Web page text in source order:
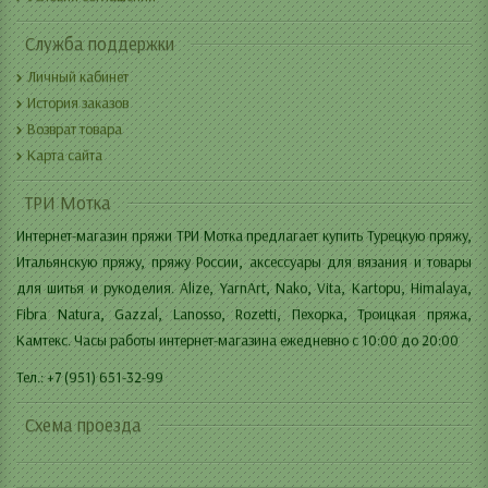
Служба поддержки
Личный кабинет
История заказов
Возврат товара
Карта сайта
ТРИ Мотка
Интернет-магазин пряжи ТРИ Мотка предлагает купить Турецкую пряжу,
Итальянскую пряжу, пряжу России, аксессуары для вязания и товары
для шитья и рукоделия. Alize, YarnArt, Nako, Vita, Kartopu, Himalaya,
Fibra Natura, Gazzal, Lanosso, Rozetti, Пехорка, Троицкая пряжа,
Камтекс. Часы работы интернет-магазина ежедневно с 10:00 до 20:00
Тел.: +7 (951) 651-32-99
Схема проезда